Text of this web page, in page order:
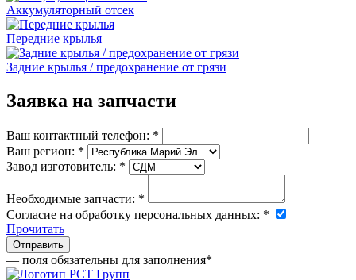
Аккумуляторный отсек
Передние крылья
Задние крылья / предохранение от грязи
Заявка на запчасти
Ваш контактный телефон: *
Ваш регион: *
Завод изготовитель: *
Необходимые запчасти: *
Согласие на обработку персональных данных: *
Прочитать
— поля обязательны для заполнения*